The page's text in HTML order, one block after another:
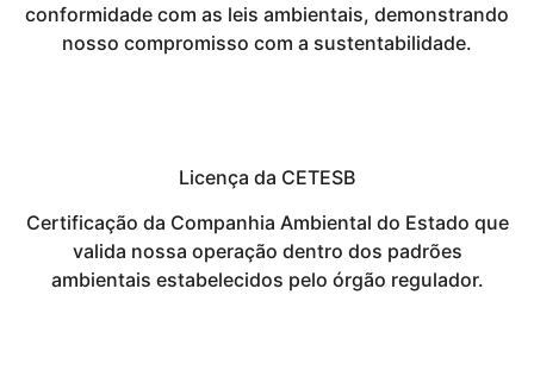
conformidade com as leis ambientais, demonstrando
nosso compromisso com a sustentabilidade.
Licença da CETESB
Certificação da Companhia Ambiental do Estado que
valida nossa operação dentro dos padrões
ambientais estabelecidos pelo órgão regulador.